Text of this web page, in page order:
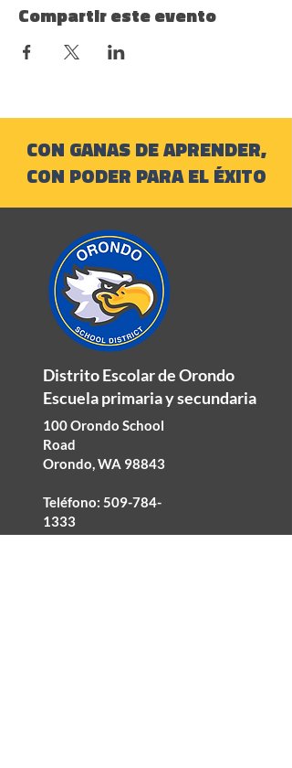
Compartir este evento
CON GANAS DE APRENDER,
CON PODER PARA EL ÉXITO
Distrito Escolar de Orondo
Escuela primaria y secundaria
100 Orondo School
Road
Orondo, WA 98843
Teléfono: 509-784-
1333
Fax: 509-784-0633